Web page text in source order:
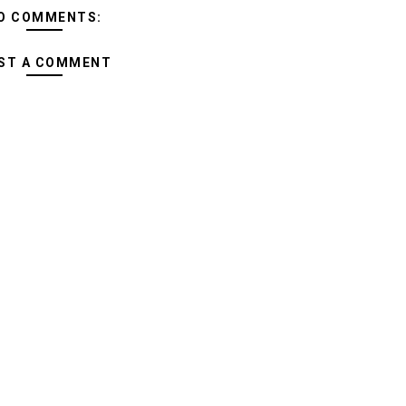
COMMENTS:
A COMMENT